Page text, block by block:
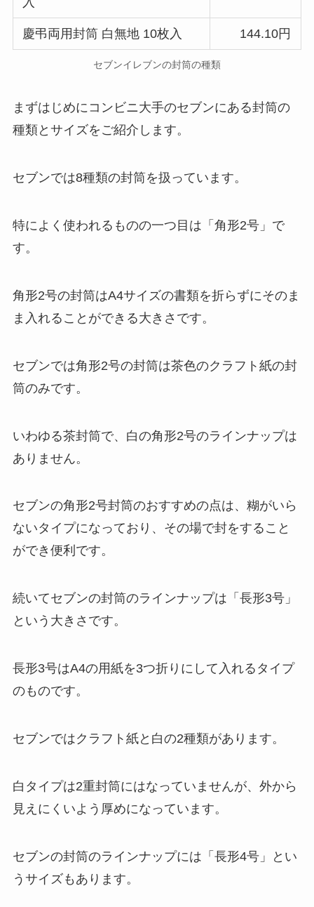
慶弔両用封筒 白無地 10枚入 144.10円
セブンイレブンの封筒の種類
まずはじめにコンビニ大手のセブンにある封筒の
種類とサイズをご紹介します。
セブンでは8種類の封筒を扱っています。
特によく使われるものの一つ目は「角形2号」で
す。
角形2号の封筒はA4サイズの書類を折らずにそのま
ま入れることができる大きさです。
セブンでは角形2号の封筒は茶色のクラフト紙の封
筒のみです。
いわゆる茶封筒で、白の角形2号のラインナップは
ありません。
セブンの角形2号封筒のおすすめの点は、糊がいら
ないタイプになっており、その場で封をすること
ができ便利です。
続いてセブンの封筒のラインナップは「長形3号」
という大きさです。
長形3号はA4の用紙を3つ折りにして入れるタイプ
のものです。
セブンではクラフト紙と白の2種類があります。
白タイプは2重封筒にはなっていませんが、外から
見えにくいよう厚めになっています。
セブンの封筒のラインナップには「長形4号」とい
うサイズもあります。